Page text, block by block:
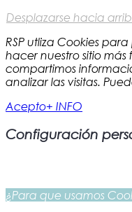
Desplazarse hacia
RSP utliza Cookies
hacer nuestro sitio más
compartimos
analizar las visitas.
Acepto+ INFO
Configuración
¿Para que usamos